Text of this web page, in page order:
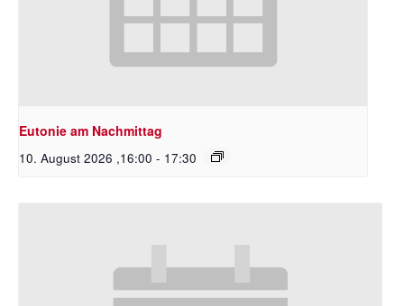
Eutonie am Nachmittag
10. August 2026 ,16:00 - 17:30